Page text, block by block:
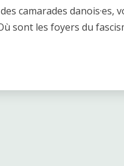
camarades danois·es,
sont les foyers du